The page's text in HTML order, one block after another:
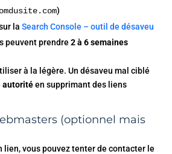
)
laSearch Console – outil de désaveu
peuvent prendre2 à 6 semaines
à la légère. Un désaveu mal ciblé
autoritéen supprimant des liens
(optionnel mais
lien, vous pouvez tenter de contacter le